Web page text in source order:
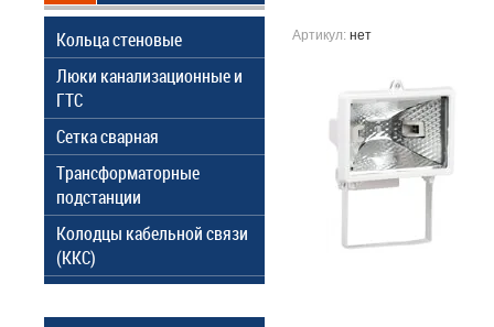
Артикул: нет
Кольца стеновые
Люки канализационные и
ГТС
Сетка сварная
Трансформаторные
подстанции
Колодцы кабельной связи
(ККС)